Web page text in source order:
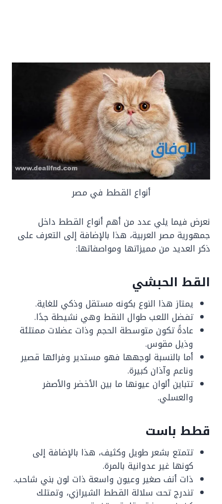
أنواع القطط في مصر
نعرض فيما يلي عدد من أهم أنواع القطط داخل
جمهورية مصر العربية، هذا بالإضافة إلى التعرف على
ذكر العديد من مميزاتها ومواصفاتها:
القط الحبشي
يمتاز هذا النوع بكونه مستقل وذكي للغاية.
تفضل اللعب طوال النقط وهي نشيطة جدًا.
عادةً تكون متوسطة الحجم وذات عضلات ممتلئة
وذيل مقوس.
أما بالنسبة لوجهها فهو مستدير وفرائها قصير
وناعم وآذان كبيرة.
تتباين ألوان عيونها ما بين الأخضر والأصفر
والعسلي.
قطط باست
تتمتع بشعر طويل وكثيف، هذا بالإضافة إلى
كونها غير عدوانية بالمرة.
ذات أنف صغير وعيون واسعة ذات لون بني شاحب.
تندرج تحت سلالة القطط الشيرازي، وتمتلك